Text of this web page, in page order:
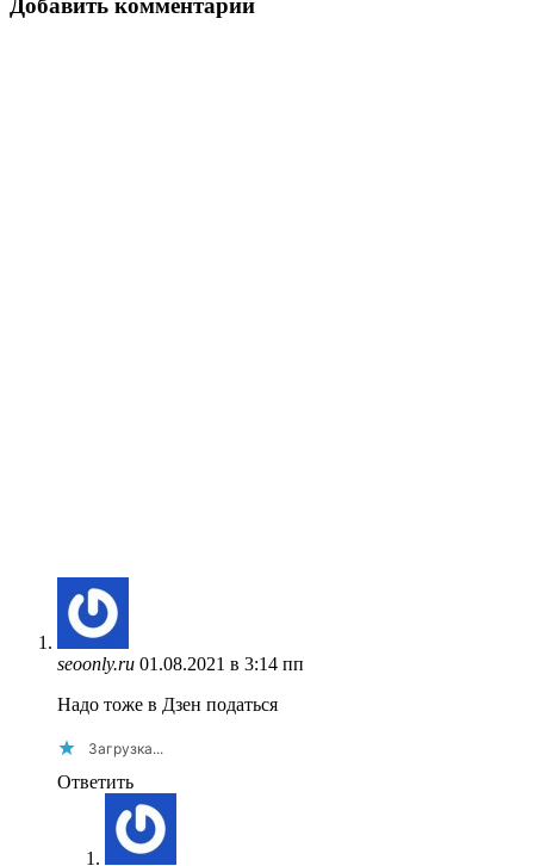
Добавить комментарий
seoonly.ru 01.08.2021 в 3:14 пп
Надо тоже в Дзен податься
Загрузка...
Ответить